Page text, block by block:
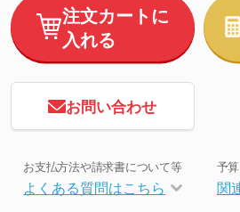
注文カートに
入れる
お問い合わせ
お支払方法や請求書について等
よくある質問はこちら
予
関